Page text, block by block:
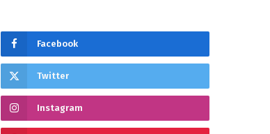
Facebook
Twitter
Instagram